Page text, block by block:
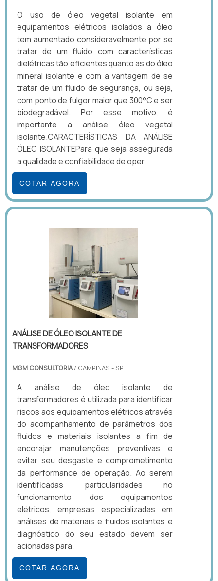
O uso de óleo vegetal isolante em
equipamentos elétricos isolados a óleo
tem aumentado consideravelmente por se
tratar de um fluido com características
dielétricas tão eficientes quanto as do óleo
mineral isolante e com a vantagem de se
tratar de um fluido de segurança, ou seja,
com ponto de fulgor maior que 300°C e ser
biodegradável. Por esse motivo, é
importante a análise óleo vegetal
isolante.CARACTERÍSTICAS DA ANÁLISE
ÓLEO ISOLANTEPara que seja assegurada
a qualidade e confiabilidade de oper.
COTAR AGORA
ANÁLISE DE ÓLEO ISOLANTE DE
TRANSFORMADORES
MGM CONSULTORIA/ CAMPINAS - SP
A análise de óleo isolante de
transformadores é utilizada para identificar
riscos aos equipamentos elétricos através
do acompanhamento de parâmetros dos
fluidos e materiais isolantes a fim de
encorajar manutenções preventivas e
evitar seu desgaste e comprometimento
da performance de operação. Ao serem
identificadas particularidades no
funcionamento dos equipamentos
elétricos, empresas especializadas em
análises de materiais e fluidos isolantes e
diagnóstico do seu estado devem ser
acionadas para.
COTAR AGORA